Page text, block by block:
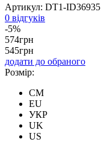
Артикул: DT1-ID36935
0 відгуків
-5%
574грн
545грн
додати до обраного
Розмір:
CM
EU
УКР
UK
US